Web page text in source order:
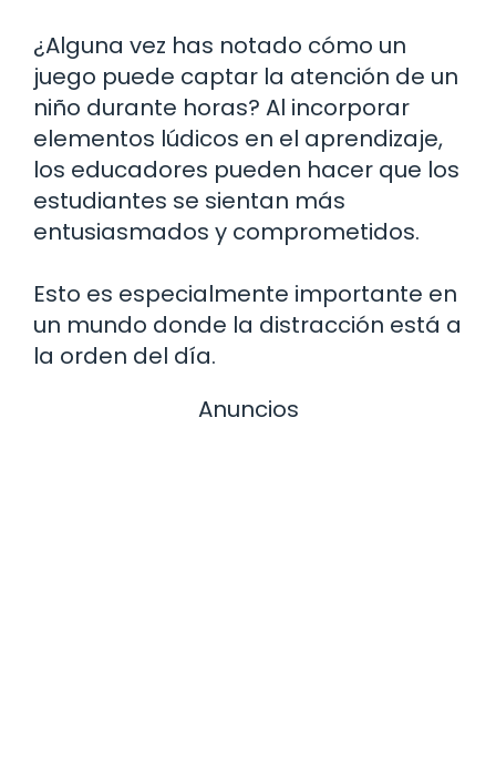
¿Alguna vez has notado cómo un
juego puede captar la atención de un
niño durante horas? Al incorporar
elementos lúdicos en el aprendizaje,
los educadores pueden hacer que los
estudiantes se sientan más
entusiasmados y comprometidos.
Esto es especialmente importante en
un mundo donde la distracción está a
la orden del día.
Anuncios